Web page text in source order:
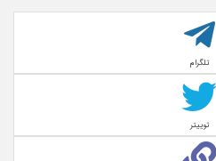
تلگرام
توییتر